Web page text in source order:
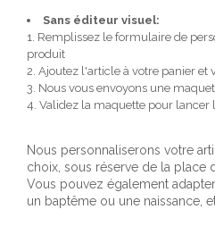
Sans éditeur visuel:
1. Remplissez le formulaire de
produit
2. Ajoutez l'article à votre panier
3. Nous vous envoyons une
4. Validez la maquette pour lancer
Nous personnaliserons votre
choix, sous réserve de la place
Vous pouvez également
un baptême ou une naissance,